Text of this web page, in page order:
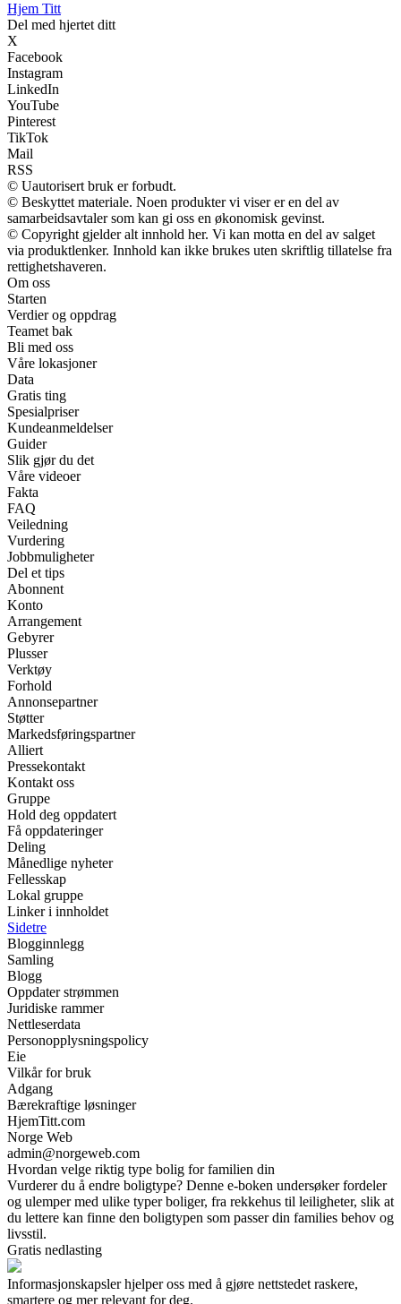
Hjem Titt
Del med hjertet ditt
X
Facebook
Instagram
LinkedIn
YouTube
Pinterest
TikTok
Mail
RSS
© Uautorisert bruk er forbudt.
© Beskyttet materiale. Noen produkter vi viser er en del av
samarbeidsavtaler som kan gi oss en økonomisk gevinst.
© Copyright gjelder alt innhold her. Vi kan motta en del av salget
via produktlenker. Innhold kan ikke brukes uten skriftlig tillatelse fra
rettighetshaveren.
Om oss
Starten
Verdier og oppdrag
Teamet bak
Bli med oss
Våre lokasjoner
Data
Gratis ting
Spesialpriser
Kundeanmeldelser
Guider
Slik gjør du det
Våre videoer
Fakta
FAQ
Veiledning
Vurdering
Jobbmuligheter
Del et tips
Abonnent
Konto
Arrangement
Gebyrer
Plusser
Verktøy
Forhold
Annonsepartner
Støtter
Markedsføringspartner
Alliert
Pressekontakt
Kontakt oss
Gruppe
Hold deg oppdatert
Få oppdateringer
Deling
Månedlige nyheter
Fellesskap
Lokal gruppe
Linker i innholdet
Sidetre
Blogginnlegg
Samling
Blogg
Oppdater strømmen
Juridiske rammer
Nettleserdata
Personopplysningspolicy
Eie
Vilkår for bruk
Adgang
Bærekraftige løsninger
HjemTitt.com
Norge Web
admin@norgeweb.com
Hvordan velge riktig type bolig for familien din
Vurderer du å endre boligtype? Denne e-boken undersøker fordeler
og ulemper med ulike typer boliger, fra rekkehus til leiligheter, slik at
du lettere kan finne den boligtypen som passer din families behov og
livsstil.
Gratis nedlasting
Informasjonskapsler hjelper oss med å gjøre nettstedet raskere,
smartere og mer relevant for deg.